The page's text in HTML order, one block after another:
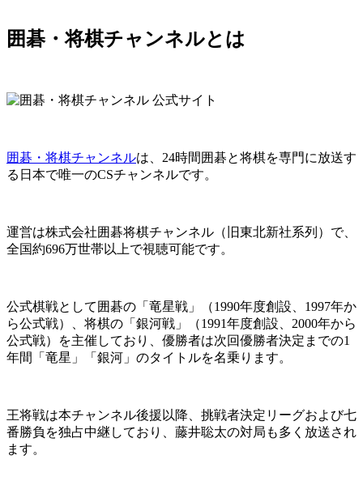
囲碁・将棋チャンネルとは
囲碁・将棋チャンネルは、 24時間囲碁と将棋を専門に放送す
る日本で唯一のCSチャンネルです。
運営は株式会社囲碁将棋チャンネル（旧東北新社系列）で、
全国約696万世帯以上で視聴可能です。
公式棋戦として囲碁の「竜星戦」（1990年度創設、1997年か
ら公式戦）、将棋の「銀河戦」（1991年度創設、2000年から
公式戦）を主催しており、優勝者は次回優勝者決定までの1
年間「竜星」「銀河」のタイトルを名乗ります。
王将戦は本チャンネル後援以降、挑戦者決定リーグおよび七
番勝負を独占中継しており、藤井聡太の対局も多く放送され
ます。